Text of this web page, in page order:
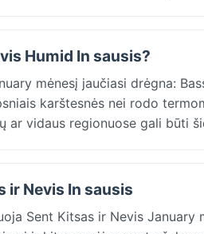
Humid In sausis?
mėnesį jaučiasi drėgna:
karštesnės nei rodo
ar vidaus regionuose gali būti
ir Nevis In sausis
Sent Kitsas ir Nevis